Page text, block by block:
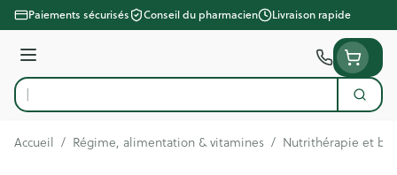
Aller au contenu
Paiements sécurisés Conseil du pharmacien Livraison rapide
Menu
Rechercher
Accueil / Régime, alimentation & vitamines / Nutrithérapie et